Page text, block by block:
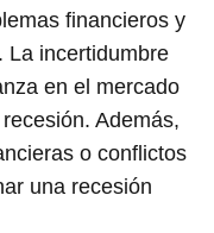
financieros y
La incertidumbre
en el mercado
Además,
o conflictos
una recesión